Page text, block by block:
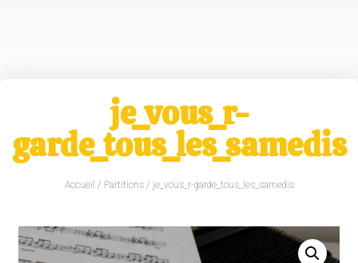
je_vous_r-
garde_tous_les_samedis
Accueil / Partitions/ je_vous_r-garde_tous_les_samedis